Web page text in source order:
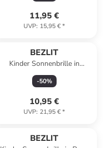
11,95 €
UVP: 15,95 €*
BEZLIT
Kinder Sonnenbrille in
Rot/Schwarz/Gelb
-50%
10,95 €
UVP: 21,95 €*
BEZLIT